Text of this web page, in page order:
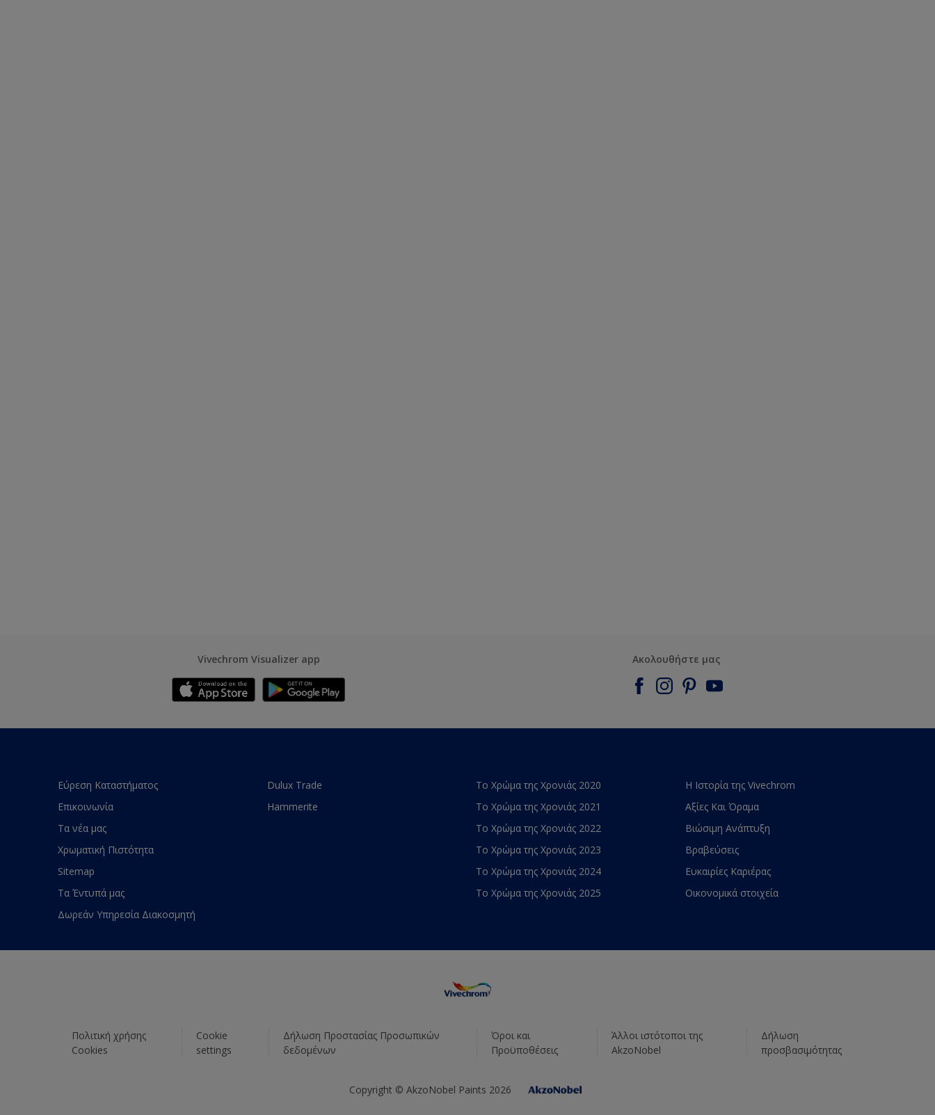
Vivechrom Visualizer app Ακολουθήστε μας
Εύρεση Καταστήματος
Επικοινωνία
Τα νέα μας
Χρωματική Πιστότητα
Sitemap
Τα Έντυπά μας
Δωρεάν Υπηρεσία Διακοσμητή
Dulux Trade
Hammerite
Το Χρώμα της Χρονιάς 2020
Το Χρώμα της Χρονιάς 2021
Το Χρώμα της Χρονιάς 2022
Το Χρώμα της Χρονιάς 2023
Το Χρώμα της Χρονιάς 2024
Το Χρώμα της Χρονιάς 2025
Η Ιστορία της Vivechrom
Αξίες Και Όραμα
Βιώσιμη Ανάπτυξη
Βραβεύσεις
Ευκαιρίες Καριέρας
Οικονομικά στοιχεία
Πολιτική χρήσης
Cookies
Cookie
settings
Δήλωση Προστασίας Προσωπικών
δεδομένων
Όροι και
Προϋποθέσεις
Άλλοι ιστότοποι της
AkzoNobel
Δήλωση
προσβασιμότητας
Copyright © AkzoNobel Paints 2026